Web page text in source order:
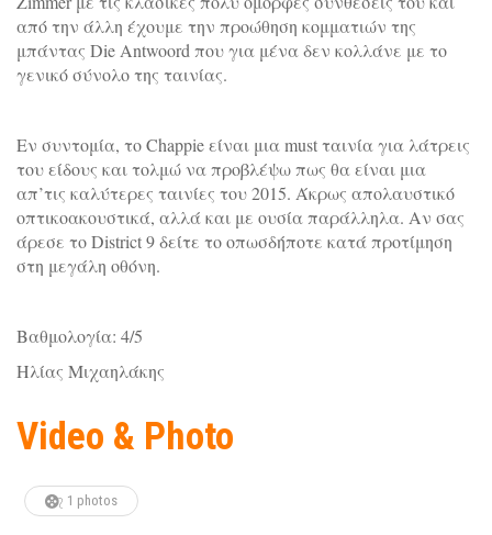
από την άλλη έχουμε την προώθηση κομματιών της
μπάντας Die Antwoord που για μένα δεν κολλάνε με το
γενικό σύνολο της ταινίας.
Εν συντομία, το Chappie είναι μια must ταινία για λάτρεις
του είδους και τολμώ να προβλέψω πως θα είναι μια
απ’τις καλύτερες ταινίες του 2015. Άκρως απολαυστικό
οπτικοακουστικά, αλλά και με ουσία παράλληλα. Αν σας
άρεσε το District 9 δείτε το οπωσδήποτε κατά προτίμηση
στη μεγάλη οθόνη.
Βαθμολογία: 4/5
Ηλίας Μιχαηλάκης
Video & Photo
1 photos